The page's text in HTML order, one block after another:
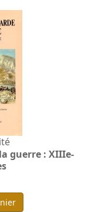
guerre : XIIIe-